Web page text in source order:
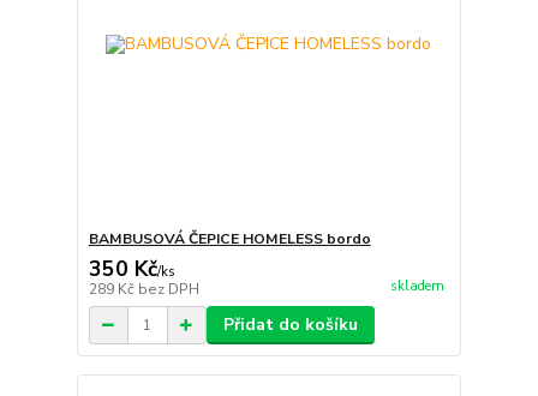
BAMBUSOVÁ ČEPICE HOMELESS bordo
350 Kč/ks
289 Kč bez DPH skladem
Přidat do košíku